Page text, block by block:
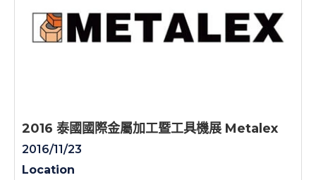
2016 泰國國際金屬加工暨工具機展 Metalex
2016/11/23
Location